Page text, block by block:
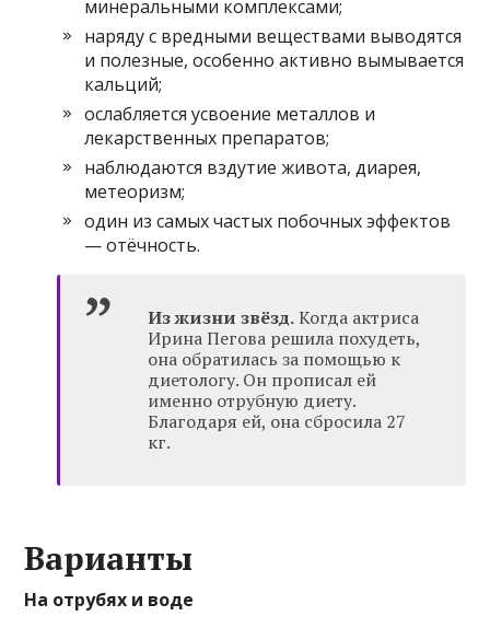
минеральными комплексами;
наряду с вредными веществами выводятся
и полезные, особенно активно вымывается
кальций;
ослабляется усвоение металлов и
лекарственных препаратов;
наблюдаются вздутие живота, диарея,
метеоризм;
один из самых частых побочных эффектов
— отёчность.
Из жизни звёзд.Когда актриса
Ирина Пегова решила похудеть,
она обратилась за помощью к
диетологу. Он прописал ей
именно отрубную диету.
Благодаря ей, она сбросила 27
кг.
Варианты
На отрубях и воде